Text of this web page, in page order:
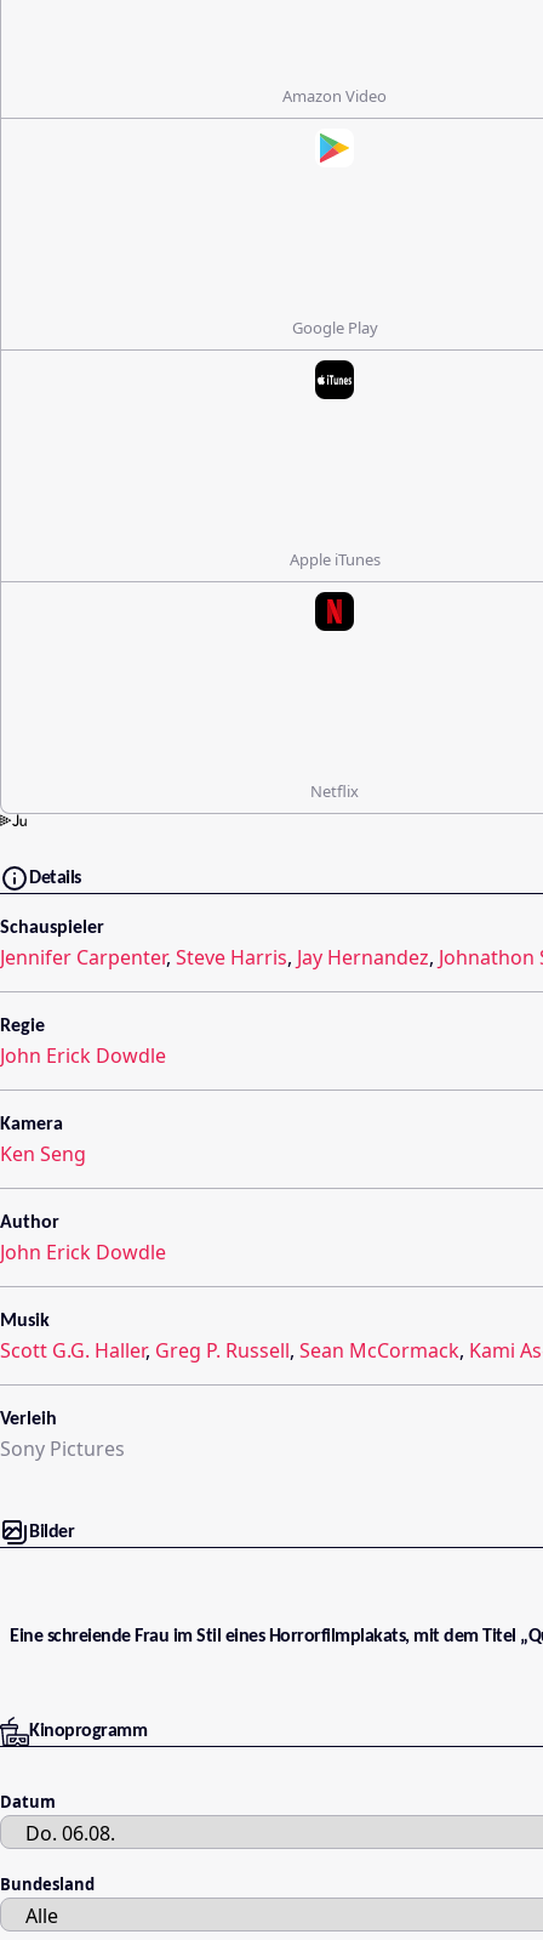
Amazon Video
Google Play
Apple iTunes
Netflix
Details
Schauspieler
Jennifer Carpenter, Steve Harris, Jay Hernandez, Johnathon
Regie
John Erick Dowdle
Kamera
Ken Seng
Author
John Erick Dowdle
Musik
Scott G.G. Haller, Greg P. Russell, Sean McCormack, Kami
Verleih
Sony Pictures
Bilder
Eine schreiende Frau im Stil eines Horrorfilmplakats, mit dem Titel
Kinoprogramm
Datum
Bundesland